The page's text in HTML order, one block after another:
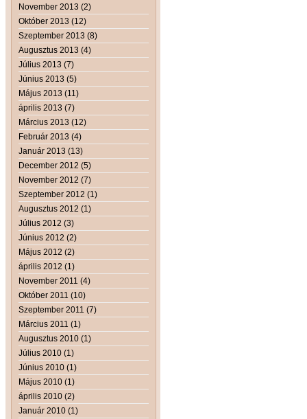
November 2013 (2)
Október 2013 (12)
Szeptember 2013 (8)
Augusztus 2013 (4)
Július 2013 (7)
Június 2013 (5)
Május 2013 (11)
április 2013 (7)
Március 2013 (12)
Február 2013 (4)
Január 2013 (13)
December 2012 (5)
November 2012 (7)
Szeptember 2012 (1)
Augusztus 2012 (1)
Július 2012 (3)
Június 2012 (2)
Május 2012 (2)
április 2012 (1)
November 2011 (4)
Október 2011 (10)
Szeptember 2011 (7)
Március 2011 (1)
Augusztus 2010 (1)
Július 2010 (1)
Június 2010 (1)
Május 2010 (1)
április 2010 (2)
Január 2010 (1)